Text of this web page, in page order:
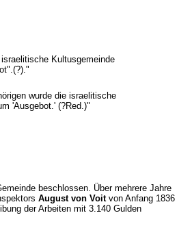
Kultusgemeinde
wurde die israelitische
'Ausgebot.' (?Red.)"
beschlossen. Über mehrere Jahre
August von Voit von Anfang 1836
der Arbeiten mit 3.140 Gulden